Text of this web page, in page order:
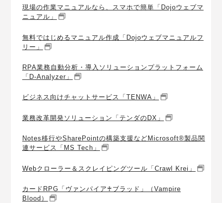
現場の作業マニュアルなら、スマホで簡単「Dojoウェブマ
ニュアル」
無料ではじめるマニュアル作成「Dojoウェブマニュアルフ
リー」
RPA業務自動分析・導入ソリューションプラットフォーム
「D-Analyzer」
ビジネス向けチャットサービス「TENWA」
業務改革開発ソリューション「テンダのDX」
Notes移行やSharePointの構築支援などMicrosoft®製品関
連サービス「MS Tech」
Webクローラー＆スクレイピングツール「Crawl Krei」
カードRPG「ヴァンパイア♰ブラッド」（Vampire
Blood）